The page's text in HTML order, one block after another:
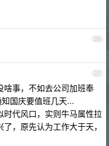
26
27
啥事，不如去公司加班奉
国庆要值班几天...
代风口，实则牛马属性拉
，原先认为工作大于天，